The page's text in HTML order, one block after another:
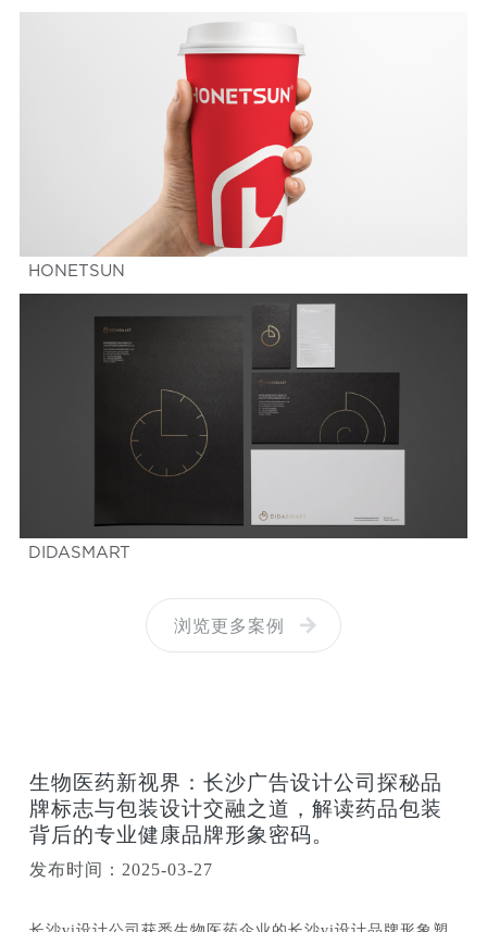
HONETSUN
DIDASMART
浏览更多案例
生物医药新视界：长沙广告设计公司探秘品
牌标志与包装设计交融之道，解读药品包装
背后的专业健康品牌形象密码。
发布时间：2025-03-27